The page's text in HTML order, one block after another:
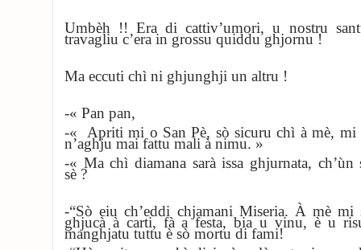
Umbèh !! Era di cattiv’umori, u nostru
travagliu c’era in grossu quiddu ghjornu !
Ma eccuti chì ni ghjunghji un altru !
-« Pan pan,
-« Apriti mi o San Pè, sò sicuru chì à mè, mi
n’aghju mai fattu mali à nimu. »
-« Ma chì diamana sarà issa ghjurnata,
sè ?
-“Sò eiu ch’eddi chjamani Miseria. À mè
ghjucà à carti, fà a festa, bia u vinu, è u
manghjatu tuttu è sò mortu di fami!